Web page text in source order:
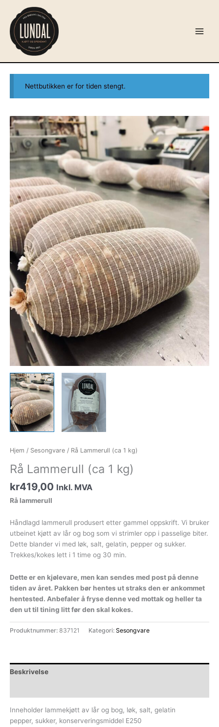
innholdet
Nettbutikken er for tiden stengt.
Hjem / Sesongvare / Rå Lammerull (ca 1 kg)
Rå Lammerull (ca 1 kg)
kr419,00 Inkl. MVA
Rå lammerull
Håndlagd lammerull produsert etter gammel oppskrift. Vi bruker
utbeinet kjøtt av lår og bog som vi strimler opp i passelige biter.
Dette blander vi med løk, salt, gelatin, pepper og sukker.
Trekkes/kokes lett i 1 time og 30 min.
Dette er en kjølevare, men kan sendes med post på denne
tiden av året. Pakken bør hentes ut straks den er ankommet
hentested. Anbefaler å fryse denne ved mottak og heller ta
den ut til tining litt før den skal kokes.
Produktnummer: 837121 Kategori: Sesongvare
Beskrivelse
Inneholder lammekjøtt av lår og bog, løk, salt, gelatin
pepper, sukker, konserveringsmiddel E250